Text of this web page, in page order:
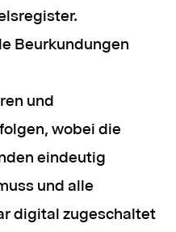
Beurkundungen
und
wobei die
eindeutig
und alle
digital zugeschaltet